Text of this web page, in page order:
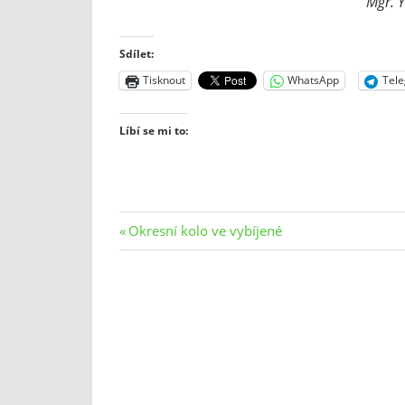
Sdílet:
Tisknout
WhatsApp
Líbí se mi to:
Navigace
Previous
Post:
Okresní kolo ve vybíjené